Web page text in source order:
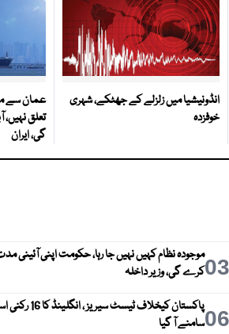
انڈونیشیا میں زلزلے کے جھٹکے، شہری
خوفزدہ
عمان سے
تعلق نہیں،
گی، ایران
03موجودہ نظام کہیں نہیں جا رہا، حکومت اپنی آئینی
کرے گی، وزیر داخلہ
06
پاکستان کیخلاف ٹیسٹ سیریز ،
سامنے آ گیا